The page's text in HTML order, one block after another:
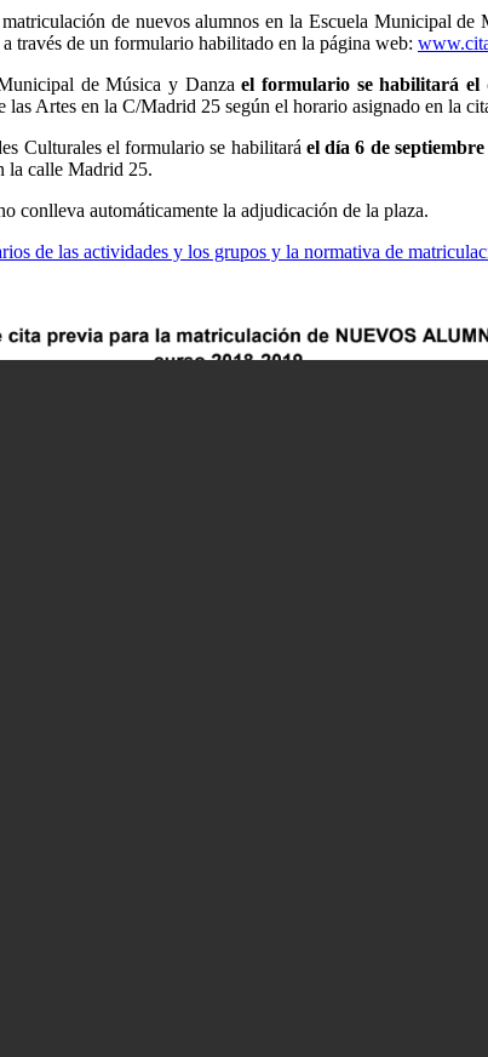
matriculación de nuevos alumnos en la Escuela Municipal
través de un formulario habilitado en la página web:
de Música y Danzael formulario se habilitará el
las Artes en la C/Madrid 25 según el horario asignado en la
Culturales el formulario se habilitará el día 6 de septiembre
la calle Madrid 25.
conlleva automáticamente la adjudicación de la plaza.
de las actividades y los grupos y la normativa de